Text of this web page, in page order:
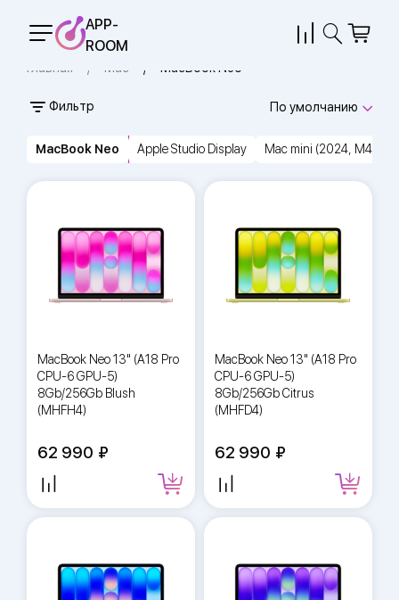
APP-
ROOM
Главная Mac MacBook Neo
MacBook Neo Apple Studio Display Mac mini (2024, M4)
Фильтр По умолчанию
MacBook Neo 13" (A18 Pro
CPU-6 GPU-5)
8Gb/256Gb Blush
(MHFH4)
62 990
MacBook Neo 13" (A18 Pro
CPU-6 GPU-5)
8Gb/256Gb Citrus
(MHFD4)
62 990